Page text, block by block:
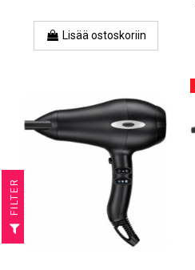
Lisää ostoskoriin
R